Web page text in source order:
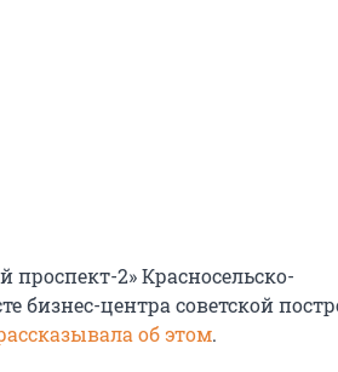
2» Красносельско-
бизнес-центра советской
об этом.